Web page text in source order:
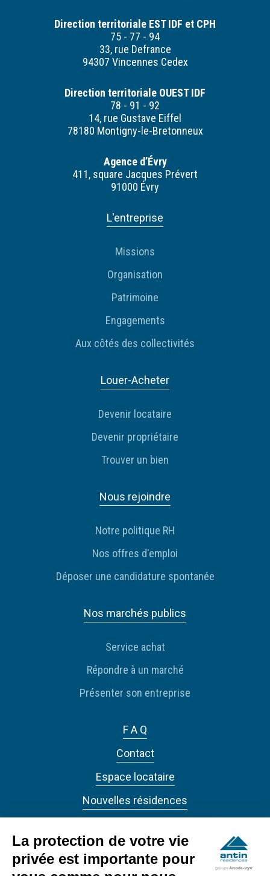
Direction territoriale EST IDF et CPH
75 - 77 - 94
33, rue Defrance
94307 Vincennes Cedex
Direction territoriale OUEST IDF
78 - 91 - 92
14, rue Gustave Eiffel
78180 Montigny-le-Bretonneux
Agence d’Évry
411, square Jacques Prévert
91000 Évry
L'entreprise
Missions
Organisation
Patrimoine
Engagements
Aux côtés des collectivités
Louer-Acheter
Devenir locataire
Devenir propriétaire
Trouver un bien
Nous rejoindre
Notre politique RH
Nos offres d'emploi
Déposer une candidature spontanée
Nos marchés publics
Service achat
Répondre à un marché
Présenter son entreprise
F A Q
Contact
Espace locataire
Nouvelles résidences
La protection de votre vie
privée est importante pour